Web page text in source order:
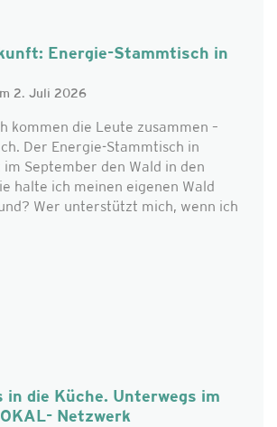
Energie-Stammtisch in
2. Juli 2026
kommen die Leute zusammen –
Der Energie-Stammtisch in
September den Wald in den
halte ich meinen eigenen Wald
Wer unterstützt mich, wenn ich
in die Küche. Unterwegs im
Netzwerk